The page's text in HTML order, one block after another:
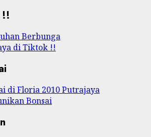
!!
Berbunga
di Tiktok !!
di Floria 2010 Putrajaya
Bonsai